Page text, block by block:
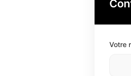
Votre